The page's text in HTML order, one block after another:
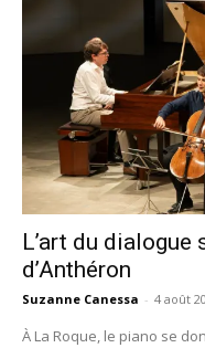
L’art du dialogue
d’Anthéron
Suzanne Canessa - 4 août
À La Roque, le piano se